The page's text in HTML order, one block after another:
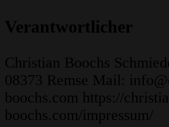
Verantwortlicher
Christian Boochs
08373 Remse Mail:
boochs.com https://
boochs.com/impressum/